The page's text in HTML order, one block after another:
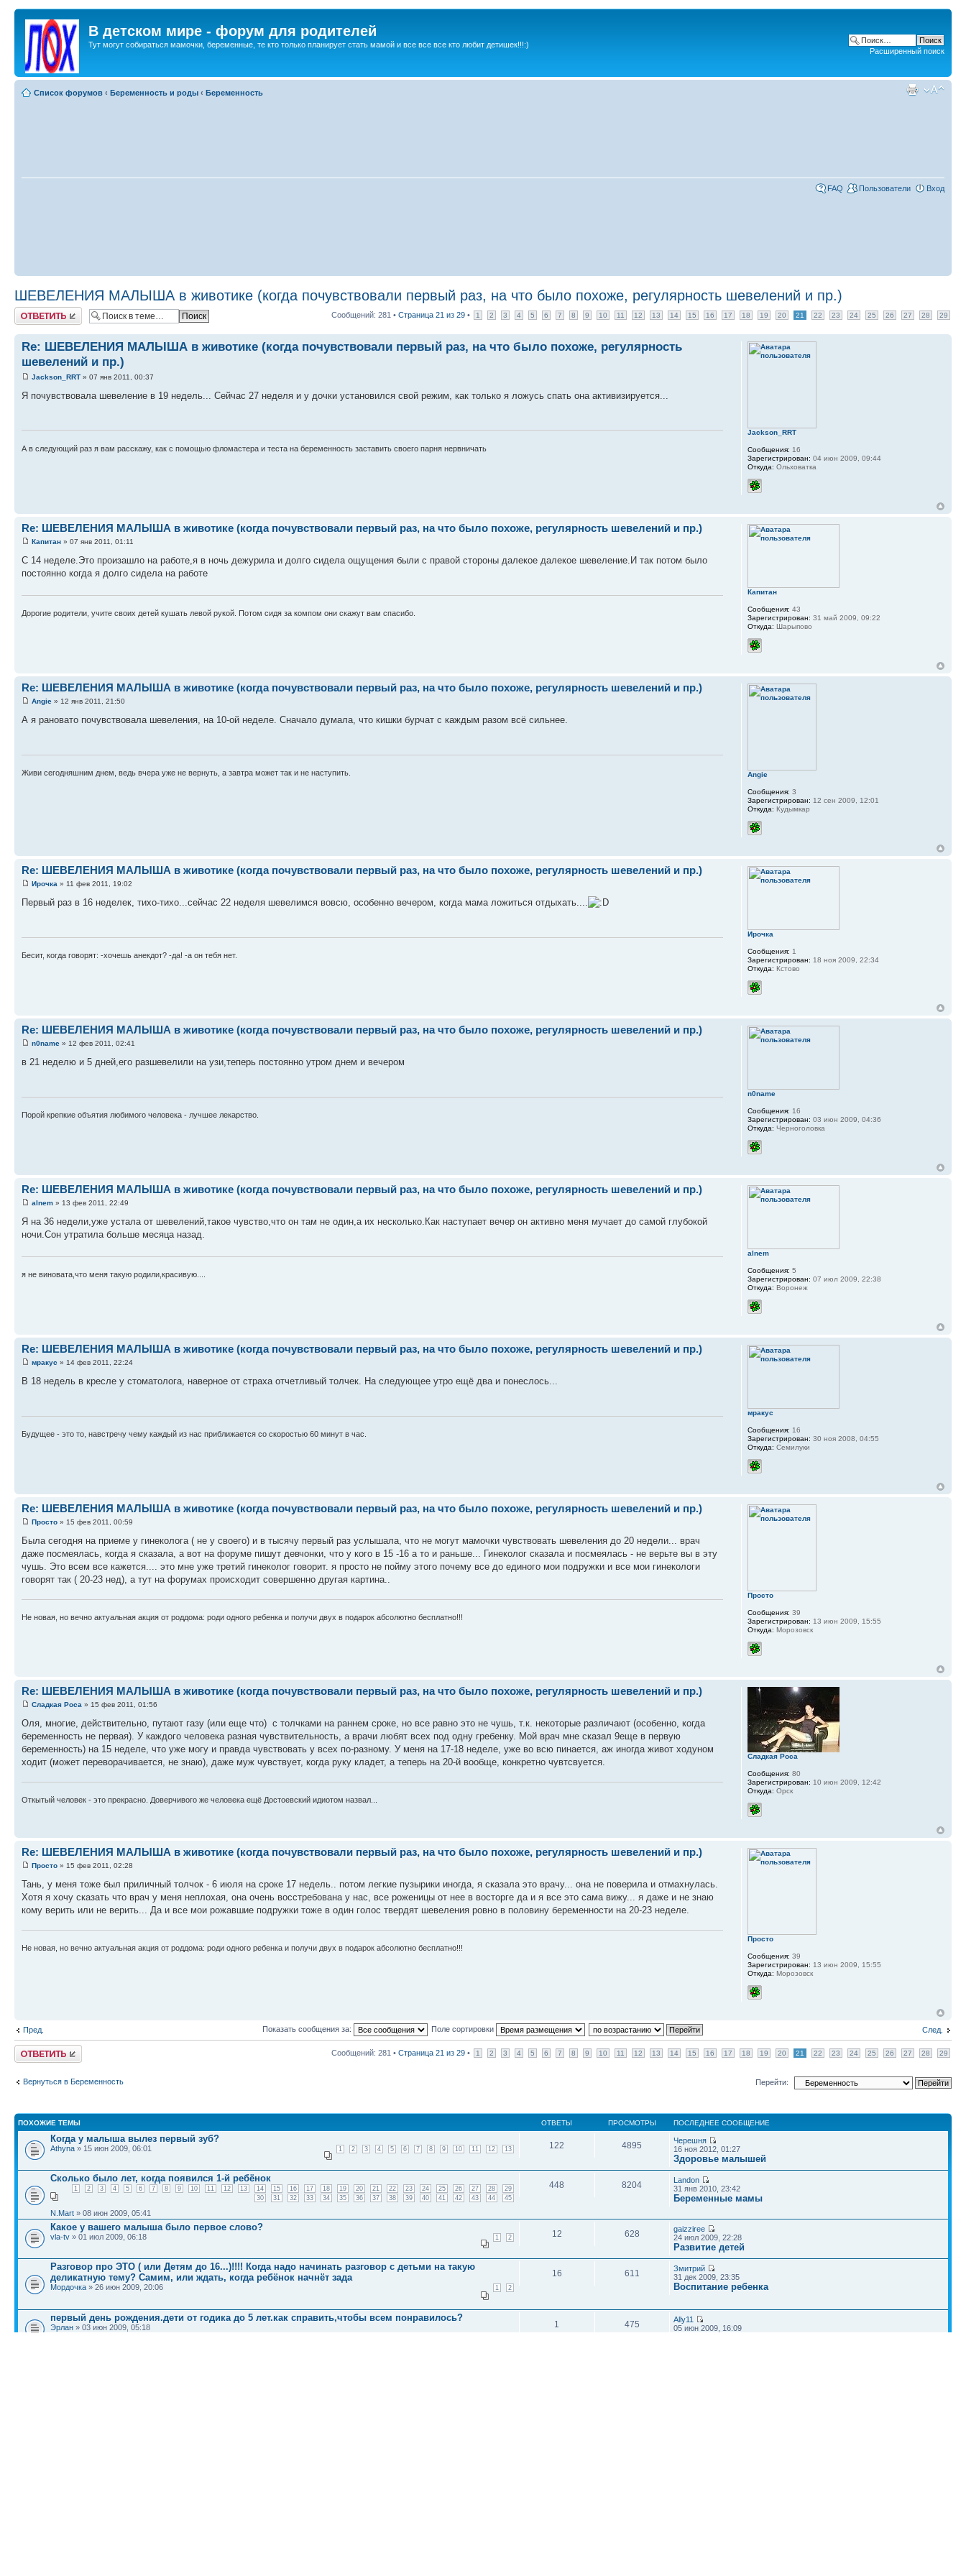
В детском мире - форум для родителей
Тут могут собираться мамочки, беременные, те кто только планирует стать мамой и все все все кто любит детишек!!!:)
Расширенный поиск
Список форумов ‹ Беременность и роды ‹ Беременность
FAQ Пользователи Вход
ШЕВЕЛЕНИЯ МАЛЫША в животике (когда почувствовали первый раз, на что было похоже, регулярность шевелений и пр.)
Ответить Сообщений: 281 • Страница 21 из 29 • 1 2 3 4 5 6 7 8 9 10 11 12 13 14 15 16 17 18 19 20 21 22 23 24 25 26 27 28 29
Re: ШЕВЕЛЕНИЯ МАЛЫША в животике (когда почувствовали первый раз, на что было похоже, регулярность
шевелений и пр.)
Jackson_RRT » 07 янв 2011, 00:37
Я почувствовала шевеление в 19 недель... Сейчас 27 неделя и у дочки установился свой режим, как только я ложусь спать она активизируется...
А в следующий раз я вам расскажу, как с помощью фломастера и теста на беременность заставить своего парня нервничать
Jackson_RRT
Сообщения: 16
Зарегистрирован: 04 июн 2009, 09:44
Откуда: Ольховатка
Re: ШЕВЕЛЕНИЯ МАЛЫША в животике (когда почувствовали первый раз, на что было похоже, регулярность шевелений и пр.)
Капитан » 07 янв 2011, 01:11
С 14 неделе.Это произашло на работе,я в ночь дежурила и долго сидела ощущения были с правой стороны далекое далекое шевеление.И так потом было
постоянно когда я долго сидела на работе
Дорогие родители, учите своих детей кушать левой рукой. Потом сидя за компом они скажут вам спасибо.
Капитан
Сообщения: 43
Зарегистрирован: 31 май 2009, 09:22
Откуда: Шарыпово
Re: ШЕВЕЛЕНИЯ МАЛЫША в животике (когда почувствовали первый раз, на что было похоже, регулярность шевелений и пр.)
Angie » 12 янв 2011, 21:50
А я рановато почувствовала шевеления, на 10-ой неделе. Сначало думала, что кишки бурчат с каждым разом всё сильнее.
Живи сегодняшним днем, ведь вчера уже не вернуть, а завтра может так и не наступить. Angie
Сообщения: 3
Зарегистрирован: 12 сен 2009, 12:01
Откуда: Кудымкар
Re: ШЕВЕЛЕНИЯ МАЛЫША в животике (когда почувствовали первый раз, на что было похоже, регулярность шевелений и пр.)
Ирочка » 11 фев 2011, 19:02
Первый раз в 16 неделек, тихо-тихо...сейчас 22 неделя шевелимся вовсю, особенно вечером, когда мама ложиться отдыхать....
Бесит, когда говорят: -хочешь анекдот? -да! -а он тебя нет.
Ирочка
Сообщения: 1
Зарегистрирован: 18 ноя 2009, 22:34
Откуда: Кстово
Re: ШЕВЕЛЕНИЯ МАЛЫША в животике (когда почувствовали первый раз, на что было похоже, регулярность шевелений и пр.)
n0name » 12 фев 2011, 02:41
в 21 неделю и 5 дней,его разшевелили на узи,теперь постоянно утром днем и вечером
Порой крепкие объятия любимого человека - лучшее лекарство.
n0name
Сообщения: 16
Зарегистрирован: 03 июн 2009, 04:36
Откуда: Черноголовка
Re: ШЕВЕЛЕНИЯ МАЛЫША в животике (когда почувствовали первый раз, на что было похоже, регулярность шевелений и пр.)
alnem » 13 фев 2011, 22:49
Я на 36 недели,уже устала от шевелений,такое чувство,что он там не один,а их несколько.Как наступает вечер он активно меня мучает до самой глубокой
ночи.Сон утратила больше месяца назад.
я не виновата,что меня такую родили,красивую....
alnem
Сообщения: 5
Зарегистрирован: 07 июл 2009, 22:38
Откуда: Воронеж
Re: ШЕВЕЛЕНИЯ МАЛЫША в животике (когда почувствовали первый раз, на что было похоже, регулярность шевелений и пр.)
мракус » 14 фев 2011, 22:24
В 18 недель в кресле у стоматолога, наверное от страха отчетливый толчек. На следующее утро ещё два и понеслось...
Будущее - это то, навстречу чему каждый из нас приближается со скоростью 60 минут в час.
мракус
Сообщения: 16
Зарегистрирован: 30 ноя 2008, 04:55
Откуда: Семилуки
Re: ШЕВЕЛЕНИЯ МАЛЫША в животике (когда почувствовали первый раз, на что было похоже, регулярность шевелений и пр.)
Просто » 15 фев 2011, 00:59
Была сегодня на приеме у гинеколога ( не у своего) и в тысячу первый раз услышала, что не могут мамочки чувствовать шевеления до 20 недели... врач
даже посмеялась, когда я сказала, а вот на форуме пишут девчонки, что у кого в 15 -16 а то и раньше... Гинеколог сказала и посмеялась - не верьте вы в эту
чушь. Это всем все кажется.... это мне уже третий гинеколог говорит. я просто не пойму этого почему все до единого мои подружки и все мои гинекологи
говорят так ( 20-23 нед), а тут на форумах происходит совершенно другая картина..
Не новая, но вечно актуальная акция от роддома: роди одного ребенка и получи двух в подарок абсолютно бесплатно!!!
Просто
Сообщения: 39
Зарегистрирован: 13 июн 2009, 15:55
Откуда: Морозовск
Re: ШЕВЕЛЕНИЯ МАЛЫША в животике (когда почувствовали первый раз, на что было похоже, регулярность шевелений и пр.)
Сладкая Роса » 15 фев 2011, 01:56
Оля, многие, действительно, путают газу (или еще что) с толчками на раннем сроке, но все равно это не чушь, т.к. некоторые различают (особенно, когда
беременность не первая). У каждого человека разная чувствительность, а врачи любят всех под одну гребенку. Мой врач мне сказал 9еще в первую
беременность) на 15 неделе, что уже могу и правда чувствовать у всех по-разному. У меня на 17-18 неделе, уже во всю пинается, аж иногда живот ходуном
ходит (может переворачивается, не знаю), даже муж чувствует, когда руку кладет, а теперь на 20-й вообще, конкретно чувтсвуется.
Откытый человек - это прекрасно. Доверчивого же человека ещё Достоевский идиотом назвал...
Сладкая Роса
Сообщения: 80
Зарегистрирован: 10 июн 2009, 12:42
Откуда: Орск
Re: ШЕВЕЛЕНИЯ МАЛЫША в животике (когда почувствовали первый раз, на что было похоже, регулярность шевелений и пр.)
Просто » 15 фев 2011, 02:28
Тань, у меня тоже был приличный толчок - 6 июля на сроке 17 недель.. потом легкие пузырики иногда, я сказала это врачу... она не поверила и отмахнулась.
Хотя я хочу сказать что врач у меня неплохая, она очень восстребована у нас, все роженицы от нее в восторге да и я все это сама вижу... я даже и не знаю
кому верить или не верить... Да и все мои рожавшие подружки тоже в один голос твердят шевеления ровно в половину беременности на 20-23 неделе.
Не новая, но вечно актуальная акция от роддома: роди одного ребенка и получи двух в подарок абсолютно бесплатно!!!
Просто
Сообщения: 39
Зарегистрирован: 13 июн 2009, 15:55
Откуда: Морозовск
Пред. След.
Показать сообщения за: Поле сортировки
Ответить Сообщений: 281 • Страница 21 из 29 • 1 2 3 4 5 6 7 8 9 10 11 12 13 14 15 16 17 18 19 20 21 22 23 24 25 26 27 28 29
Вернуться в Беременность Перейти:
ПОХОЖИЕ ТЕМЫ ОТВЕТЫ ПРОСМОТРЫ ПОСЛЕДНЕЕ СООБЩЕНИЕ
Когда у малыша вылез первый зуб?
1 2 3 4 5 6 7 8 9 10 11 12 13
Athyna » 15 июн 2009, 06:01 122 4895
Черешня
16 ноя 2012, 01:27
Здоровье малышей
Сколько было лет, когда появился 1-й ребёнок
1 2 3 4 5 6 7 8 9 10 11 12 13 14 15 16 17 18 19 20 21 22 23 24 25 26 27 28
29
30
31 32 33 34 35 36 37 38 39 40 41 42 43 44 45
N.Mart » 08 июн 2009, 05:41
448 8204
Landon
31 янв 2010, 23:42
Беременные мамы
Какое у вашего малыша было первое слово?
1 2
vla-tv » 01 июл 2009, 06:18 12 628
gaizziree
24 июл 2009, 22:28
Развитие детей
Разговор про ЭТО ( или Детям до 16...)!!!! Когда надо начинать разговор с детьми на такую
деликатную тему? Самим, или ждать, когда ребёнок начнёт зада
1 2
Мордочка » 26 июн 2009, 20:06
16 611
Змитрий
31 дек 2009, 23:35
Воспитание ребенка
первый день рождения.дети от годика до 5 лет.как справить,чтобы всем понравилось?
Эрлан » 03 июн 2009, 05:18 1 475
Ally11
05 июн 2009, 16:09